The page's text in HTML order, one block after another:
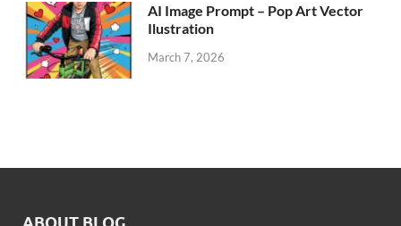
AI Image Prompt – Pop Art Vector
Ilustration
March 7, 2026